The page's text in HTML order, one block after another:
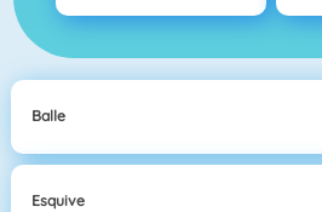
Balle
Esquive